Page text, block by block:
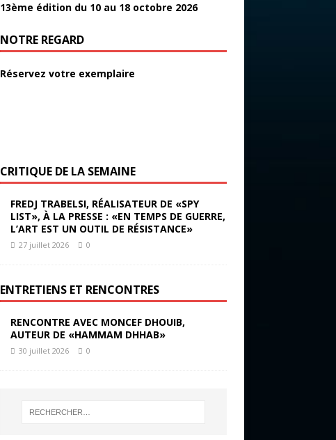
13ème édition du 10 au 18 octobre 2026
NOTRE REGARD
Réservez votre exemplaire
CRITIQUE DE LA SEMAINE
FREDJ TRABELSI, RÉALISATEUR DE «SPY
LIST», À LA PRESSE : «EN TEMPS DE GUERRE,
L’ART EST UN OUTIL DE RÉSISTANCE»
27 juillet 2026 0
ENTRETIENS ET RENCONTRES
RENCONTRE AVEC MONCEF DHOUIB,
AUTEUR DE «HAMMAM DHHAB»
30 juillet 2026 0